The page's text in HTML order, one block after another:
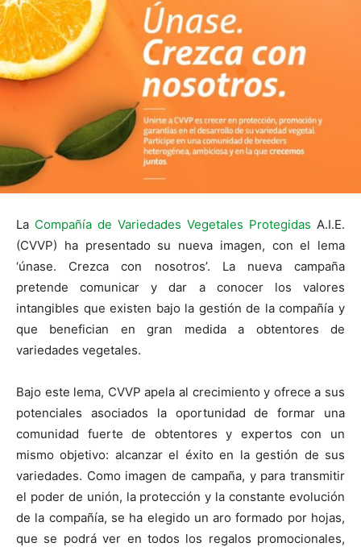
La Compañía de Variedades Vegetales Protegidas A.I.E.
(CVVP) ha presentado su nueva imagen, con el lema
‘únase. Crezca con nosotros’. La nueva campaña
pretende comunicar y dar a conocer los valores
intangibles que existen bajo la gestión de la compañía y
que benefician en gran medida a obtentores de
variedades vegetales.
Bajo este lema, CVVP apela al crecimiento y ofrece a sus
potenciales asociados la oportunidad de formar una
comunidad fuerte de obtentores y expertos con un
mismo objetivo: alcanzar el éxito en la gestión de sus
variedades. Como imagen de campaña, y para transmitir
el poder de unión, la protección y la constante evolución
de la compañía, se ha elegido un aro formado por hojas,
que se podrá ver en todos los regalos promocionales,